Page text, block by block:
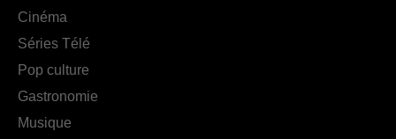
Cinéma
Séries Télé
Pop culture
Gastronomie
Musique